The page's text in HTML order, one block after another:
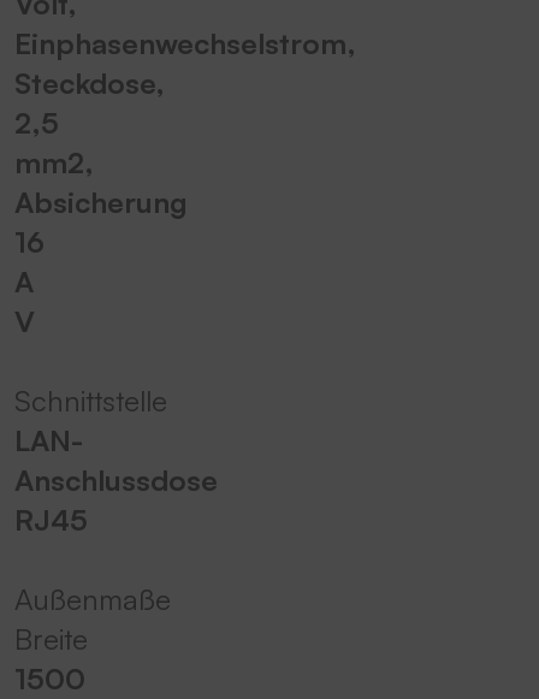
Einphasenwechselstrom,
Steckdose,
2,5
mm2,
Absicherung
16
A
V
Schnittstelle
LAN-
Anschlussdose
RJ45
Außenmaße
Breite
1500